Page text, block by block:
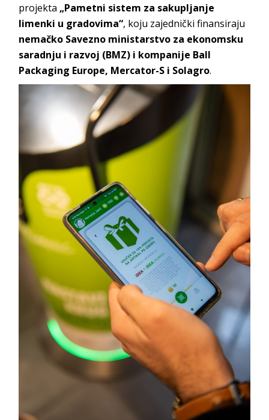
projekta „Pametni sistem za sakupljanje
limenki u gradovima“, koju zajednički finansiraju
nemačko Savezno ministarstvo za ekonomsku
saradnju i razvoj (BMZ) i kompanije Ball
Packaging Europe, Mercator-S i Solagro.